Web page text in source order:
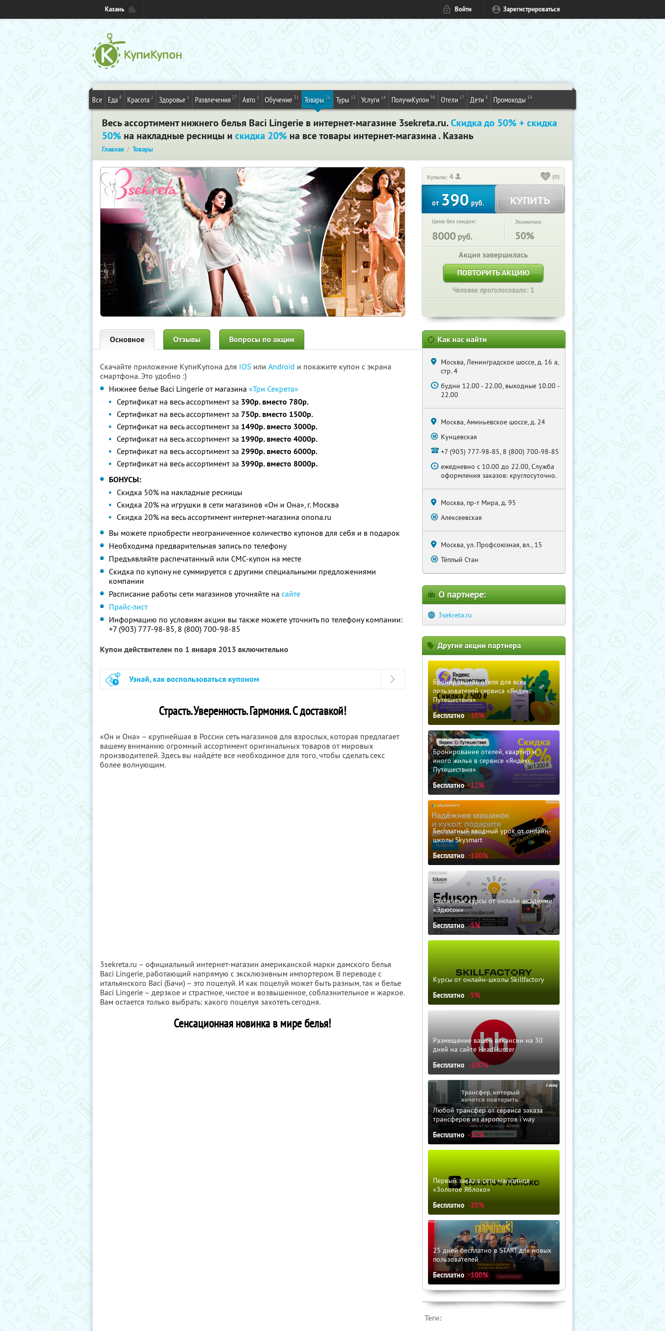
Казань Войти Зарегистрироваться
Все Еда 8 Красота 2 Здоровье 1 Развлечения 27 Авто 1 Обучение 31 Товары 26 Туры 13 Услуги 14 ПолучиКупон 90 Отели 17 Дети 8 Промокоды 54
Весь ассортимент нижнего белья Вaci Lingerie в интернет-магазине 3sekreta.ru.Скидка до 50% + скидка
50% на накладные ресницы и скидка 20% на все товары интернет-магазина . Казань
Главная Товары
Купили:4 (0)
от390руб. КУПИТЬ
Цена без скидки:
8000 руб.
Экономия:
50%
Акция завершилась
ПОВТОРИТЬ АКЦИЮ
Человек проголосовало: 1
Основное Отзывы Вопросы по акции
Скачайте приложение КупиКупона для IOS или Android и покажите купон с экрана
смартфона. Это удобно :)
Нижнее белье Вaci Lingerie от магазина «Три Секрета»
Сертификат на весь ассортимент за 390р. вместо 780р.
Сертификат на весь ассортимент за 750р. вместо 1500р.
Сертификат на весь ассортимент за 1490р. вместо 3000р.
Сертификат на весь ассортимент за 1990р. вместо 4000р.
Сертификат на весь ассортимент за 2990р. вместо 6000р.
Сертификат на весь ассортимент за 3990р. вместо 8000р.
БОНУСЫ:
Скидка 50% на накладные ресницы
Скидка 20% на игрушки в сети магазинов «Он и Она», г. Москва
Скидка 20% на весь ассортимент интернет-магазина onona.ru
Вы можете приобрести неограниченное количество купонов для себя и в подарок
Необходима предварительная запись по телефону
Предъявляйте распечатанный или СМС-купон на месте
Скидка по купону не суммируется с другими специальными предложениями
компании
Расписание работы сети магазинов уточняйте на сайте
Прайс-лист
Информацию по условиям акции вы также можете уточнить по телефону компании:
+7 (903) 777-98-85, 8 (800) 700-98-85
Купон действителен по 1 января 2013 включительно
Узнай, как воспользоваться купоном
Страсть. Уверенность. Гармония. С доставкой!
«Он и Она» – крупнейшая в России сеть магазинов для взрослых, которая предлагает
вашему вниманию огромный ассортимент оригинальных товаров от мировых
производителей. Здесь вы найдёте все необходимое для того, чтобы сделать секс
более волнующим.
3sekreta.ru – официальный интернет-магазин американской марки дамского белья
Baci Lingerie, работающий напрямую с эксклюзивным импортером. В переводе с
итальянского Baci (Бачи) – это поцелуй. И как поцелуй может быть разным, так и белье
Baci Lingerie – дерзкое и страстное, чистое и возвышенное, соблазнительное и жаркое.
Вам остается только выбрать: какого поцелуя захотеть сегодня.
Сенсационная новинка в мире белья!
Как нас найти
Москва, Ленинградское шоссе, д. 16 а,
стр. 4
будни 12.00 - 22.00, выходные 10.00 -
22.00
Москва, Аминьевское шоссе, д. 24
Кунцевская
+7 (903) 777-98-85, 8 (800) 700-98-85
ежедневно с 10.00 до 22.00, Служба
оформления заказов: круглосуточно.
Москва, пр-т Мира, д. 95
Алексеевская
Москва, ул. Профсоюзная, вл., 15
Тёплый Стан
О партнере:
3sekreta.ru
Другие акции партнера
Бронирование отеля для всех
пользователей сервиса «Яндекс
Путешествия»
Бесплатно -10%
Бронирование отелей, квартир и
иного жилья в сервисе «Яндекс
Путешествия»
Бесплатно -12%
Бесплатный вводный урок от онлайн-
школы Skysmart
Бесплатно -100%
Различные курсы от онлайн-академии
«Эдюсон»
Бесплатно -5%
Курсы от онлайн-школы Skillfactory
Бесплатно -5%
Размещение вашей вакансии на 30
дней на сайте HeadHunter
Бесплатно -100%
Любой трансфер от сервиса заказа
трансферов из аэропортов i'way
Бесплатно -10%
Первый заказ в сети магазинов
«Золотое Яблоко»
Бесплатно -20%
25 дней бесплатно в START для новых
пользователей
Бесплатно -100%
Теги: